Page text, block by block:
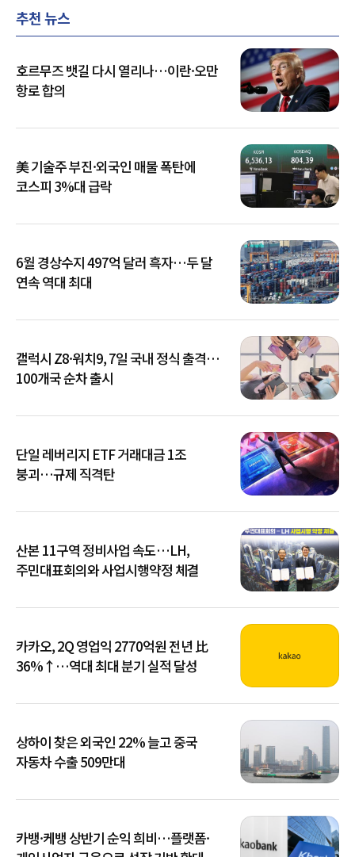
추천 뉴스
호르무즈 뱃길 다시 열리나…이란·오만
항로 합의
美 기술주 부진·외국인 매물 폭탄에
코스피 3%대 급락
6월 경상수지 497억 달러 흑자…두 달
연속 역대 최대
갤럭시 Z8·워치9, 7일 국내 정식 출격…
100개국 순차 출시
단일 레버리지 ETF 거래대금 1조
붕괴…규제 직격탄
산본 11구역 정비사업 속도…LH,
주민대표회의와 사업시행약정 체결
카카오, 2Q 영업익 2770억원 전년 比
36%↑…역대 최대 분기 실적 달성
상하이 찾은 외국인 22% 늘고 중국
자동차 수출 509만대
카뱅·케뱅 상반기 순익 희비…플랫폼·